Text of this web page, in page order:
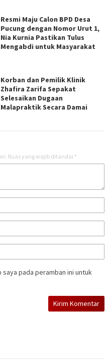
Resmi Maju Calon BPD Desa
Pucung dengan Nomor Urut 1,
Nia Kurnia Pastikan Tulus
Mengabdi untuk Masyarakat
Korban dan Pemilik Klinik
Zhafira Zarifa Sepakat
Selesaikan Dugaan
Malapraktik Secara Damai
Ruas yang wajib ditandai *
pada peramban ini untuk